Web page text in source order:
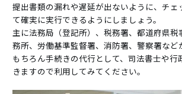
提出書類の漏れや遅延が出ないように、チェ
て確実に実行できるようにしましょう。
主に法務局（登記所）、税務署、都道府県税
務所、労働基準監督署、消防署、警察署など
もちろん手続きの代行として、司法書士や行
きますので利用してみてください。